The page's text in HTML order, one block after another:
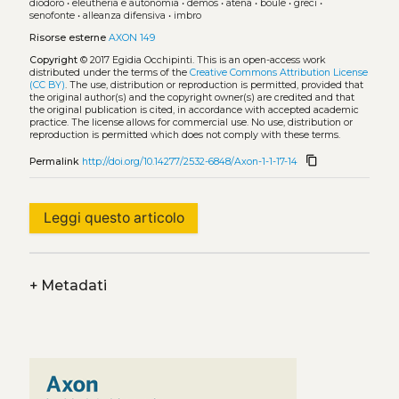
diodoro• eleutheria e autonomia • demos• atena • boule• greci •
senofonte• alleanza difensiva • imbro
Risorse esterne AXON 149
Copyright© 2017 Egidia Occhipinti. This is an open-access work
distributed under the terms of the Creative Commons Attribution License
(CC BY). The use, distribution or reproduction is permitted, provided that
the original author(s) and the copyright owner(s) are credited and that
the original publication is cited, in accordance with accepted academic
practice. The license allows for commercial use. No use, distribution or
reproduction is permitted which does not comply with these terms.
Permalink http://doi.org/10.14277/2532-6848/Axon-1-1-17-14 content_copy
Leggi questo articolo
+Metadati